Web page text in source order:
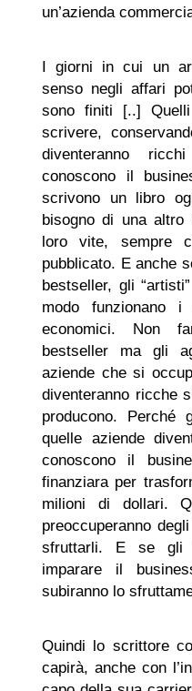
un’azienda
I giorni in cui un
senso negli affari
sono finiti [..]
scrivere,
diventeranno
conoscono il
scrivono un libro
bisogno di una
loro vite, sempre
pubblicato. E anche
bestseller, gli
modo funzionano
economici. Non
bestseller ma gli
aziende che si
diventeranno ricche
producono.
quelle aziende
conoscono il
finanziara per
milioni di dollari.
preoccuperanno
sfruttarli. E se gli
imparare il
subiranno lo
Quindi lo scrittore
capirà, anche con